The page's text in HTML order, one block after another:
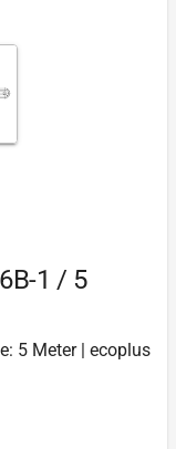
1 / 5
5 Meter | ecoplus